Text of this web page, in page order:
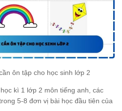
ôn tập cho học sinh lớp 2
kì 1 lớp 2 môn tiếng anh, các
5-8 đơn vị bài học đầu tiên của